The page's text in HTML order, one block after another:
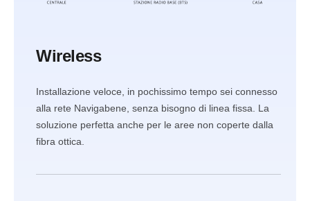
Wireless
Installazione veloce, in pochissimo tempo sei connesso
alla rete Navigabene, senza bisogno di linea fissa. La
soluzione perfetta anche per le aree non coperte dalla
fibra ottica.